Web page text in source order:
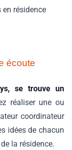
résidence
écoute
se trouve un
réaliser une ou
coordinateur
idées de chacun
la résidence.